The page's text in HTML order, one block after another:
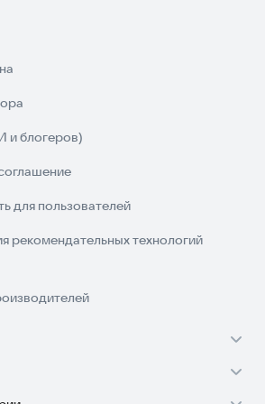
и блогеров)
для пользователей
рекомендательных технологий
TV